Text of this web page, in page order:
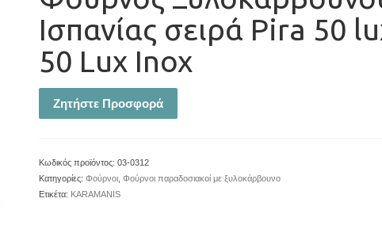
Ισπανίας σειρά Pira 50
50 Lux Inox
Ζητήστε Προσφορά
Κωδικός προϊόντος: 03-0312
Κατηγορίες: Φούρνοι, Φούρνοι παραδοσιακοί με ξυλοκάρβουνο
Ετικέτα: KARAMANIS